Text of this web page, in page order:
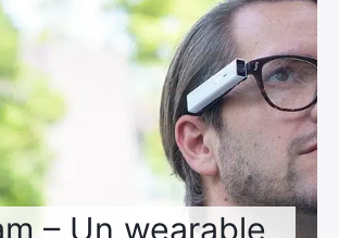
– Un wearable